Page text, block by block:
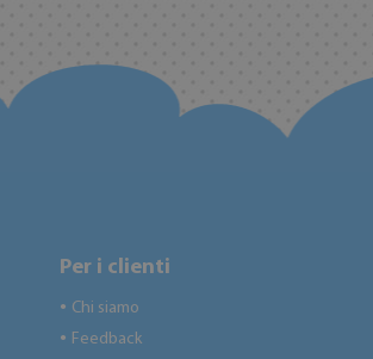
Per i clienti
● Chi siamo
● Feedback